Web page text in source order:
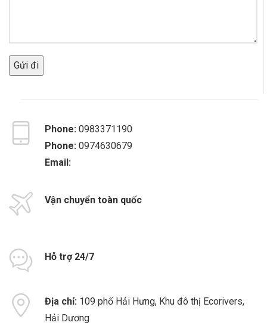
Phone: 0983371190
Phone: 0974630679
Email:
Vận chuyển toàn quốc
Hỗ trợ 24/7
Địa chỉ: 109 phố Hải Hưng, Khu đô thị Ecorivers,
Hải Dương